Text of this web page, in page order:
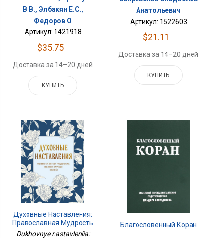
В.В., Элбакян Е.С.,
Федоров О
Артикул: 1421918
$35.75
Доставка за 14–20 дней
КУПИТЬ
Анатольевич
Артикул: 1522603
$21.11
Доставка за 14–20 дней
КУПИТЬ
Духовные Наставления:
Православная Мудрость
На Все Случаи Жизни
Dukhovnye nastavleniia:
Благословенный Коран